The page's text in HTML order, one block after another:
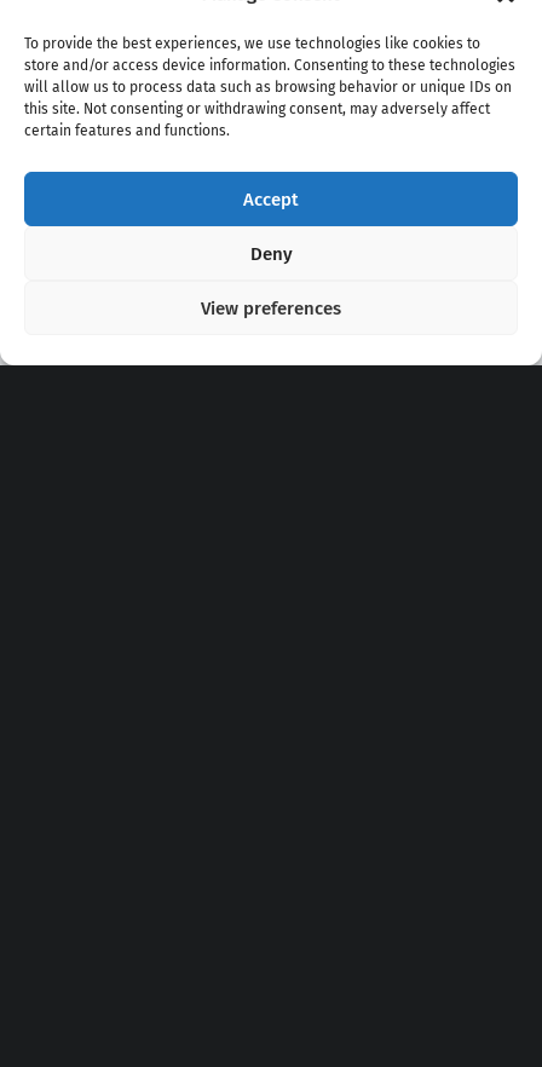
To provide the best experiences, we use technologies like cookies to
store and/or access device information. Consenting to these technologies
will allow us to process data such as browsing behavior or unique IDs on
this site. Not consenting or withdrawing consent, may adversely affect
certain features and functions.
Accept
Deny
View preferences